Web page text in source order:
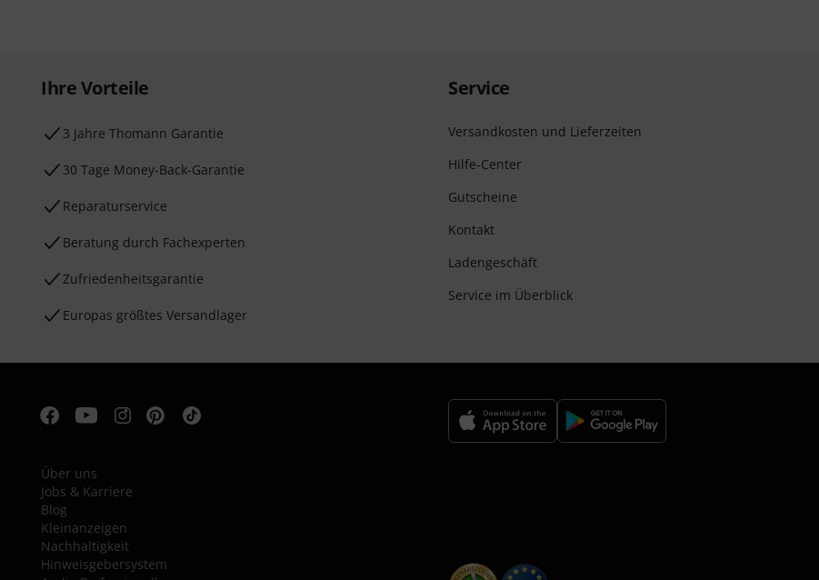
Ihre Vorteile
3 Jahre Thomann Garantie
30 Tage Money-Back-Garantie
Reparaturservice
Beratung durch Fachexperten
Zufriedenheitsgarantie
Europas größtes Versandlager
Service
Versandkosten und Lieferzeiten
Hilfe-Center
Gutscheine
Kontakt
Ladengeschäft
Service im Überblick
Über uns
Jobs & Karriere
Blog
Kleinanzeigen
Nachhaltigkeit
Hinweisgebersystem